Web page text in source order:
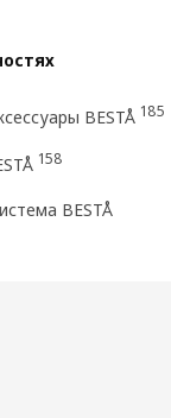
BESTÅ 185
158
BESTÅ